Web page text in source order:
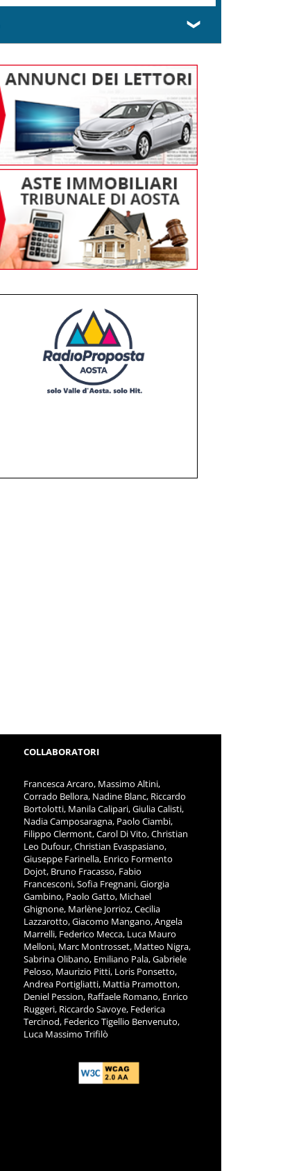
❯
COLLABORATORI
Francesca Arcaro, Massimo Altini,
Corrado Bellora, Nadine Blanc, Riccardo
Bortolotti, Manila Calipari, Giulia Calisti,
Nadia Camposaragna, Paolo Ciambi,
Filippo Clermont, Carol Di Vito, Christian
Leo Dufour, Christian Evaspasiano,
Giuseppe Farinella, Enrico Formento
Dojot, Bruno Fracasso, Fabio
Francesconi, Sofia Fregnani, Giorgia
Gambino, Paolo Gatto, Michael
Ghignone, Marlène Jorrioz, Cecilia
Lazzarotto, Giacomo Mangano, Angela
Marrelli, Federico Mecca, Luca Mauro
Melloni, Marc Montrosset, Matteo Nigra,
Sabrina Olibano, Emiliano Pala, Gabriele
Peloso, Maurizio Pitti, Loris Ponsetto,
Andrea Portigliatti, Mattia Pramotton,
Deniel Pession, Raffaele Romano, Enrico
Ruggeri, Riccardo Savoye, Federica
Tercinod, Federico Tigellio Benvenuto,
Luca Massimo Trifilò